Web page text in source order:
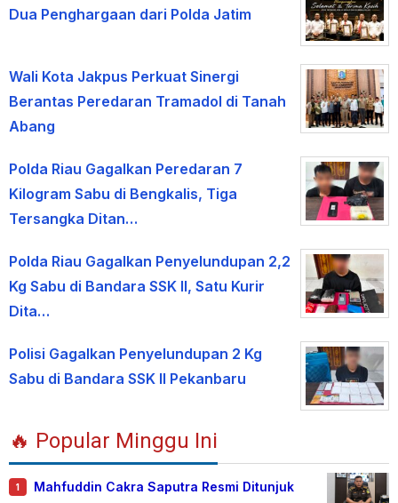
Dua Penghargaan dari Polda Jatim
Wali Kota Jakpus Perkuat Sinergi
Berantas Peredaran Tramadol di Tanah
Abang
Polda Riau Gagalkan Peredaran 7
Kilogram Sabu di Bengkalis, Tiga
Tersangka Ditan…
Polda Riau Gagalkan Penyelundupan 2,2
Kg Sabu di Bandara SSK II, Satu Kurir
Dita…
Polisi Gagalkan Penyelundupan 2 Kg
Sabu di Bandara SSK II Pekanbaru
🔥 Popular Minggu Ini
1
Mahfuddin Cakra Saputra Resmi Ditunjuk